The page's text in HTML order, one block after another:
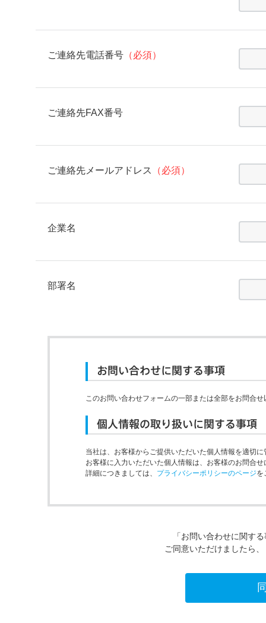
ご連絡先電話番号 （必須）
ご連絡先FAX番号
ご連絡先メールアドレス （必須）
企業名
部署名
お問い合わせに関する事項
このお問い合わせフォームの一部または全部をお問合
個人情報の取り扱いに関する事項
当社は、お客様からご提供いただいた個人情報を適切
お客様に入力いただいた個人情報は、お客様のお問合
詳細につきましては、 プライバシーポリシーのページを
「お問い合わせに関す
ご同意いただけましたら